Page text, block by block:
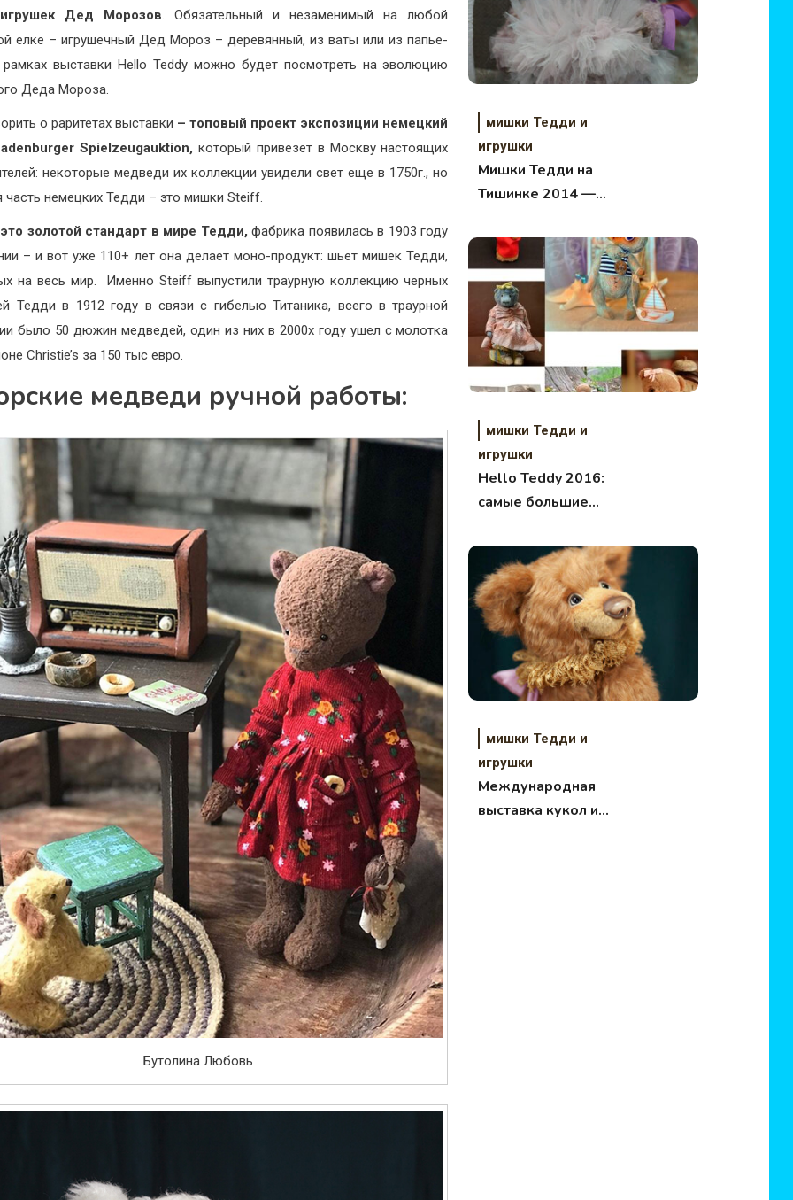
Дед Морозов. Обязательный и незаменимый на любой
елке – игрушечный Дед Мороз – деревянный, из ваты или из папье-
выставки Hello Teddy можно будет посмотреть на эволюцию
Деда Мороза.
о раритетах выставки – топовый проект экспозиции немецкий
Spielzeugauktion, который привезет в Москву настоящих
некоторые медведи их коллекции увидели свет еще в 1750г., но
часть немецких Тедди – это мишки Steiff.
золотой стандарт в мире Тедди, фабрика появилась в 1903 году
– и вот уже 110+ лет она делает моно-продукт: шьет мишек Тедди,
на весь мир. Именно Steiff выпустили траурную коллекцию черных
Тедди в 1912 году в связи с гибелью Титаника, всего в траурной
было 50 дюжин медведей, один из них в 2000х году ушел с молотка
Christie’s за 150 тыс евро.
медведи ручной работы:
Бутолина Любовь
мишки Тедди и
игрушки
Мишки Тедди на
Тишинке 2014 —
фото
мишки Тедди и
игрушки
Hello Teddy 2016:
самые большие
мишки Тедди и
игрушки
Международная
выставка кукол и